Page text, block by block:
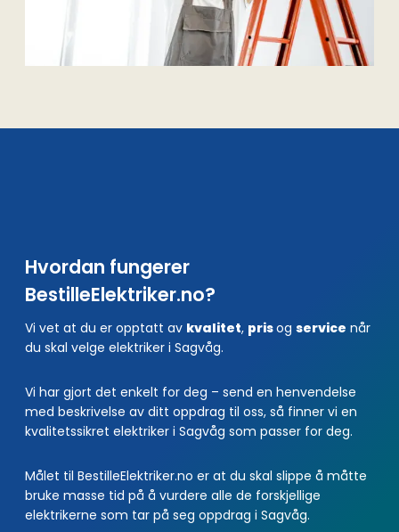
Hvordan fungerer
BestilleElektriker.no?
Vi vet at du er opptatt av kvalitet, prisog service når
du skal velge elektriker i Sagvåg.
Vi har gjort det enkelt for deg – send en henvendelse
med beskrivelse av ditt oppdrag til oss, så finner vi en
kvalitetssikret elektriker i Sagvåg som passer for deg.
Målet til BestilleElektriker.no er at du skal slippe å måtte
bruke masse tid på å vurdere alle de forskjellige
elektrikerne som tar på seg oppdrag i Sagvåg.